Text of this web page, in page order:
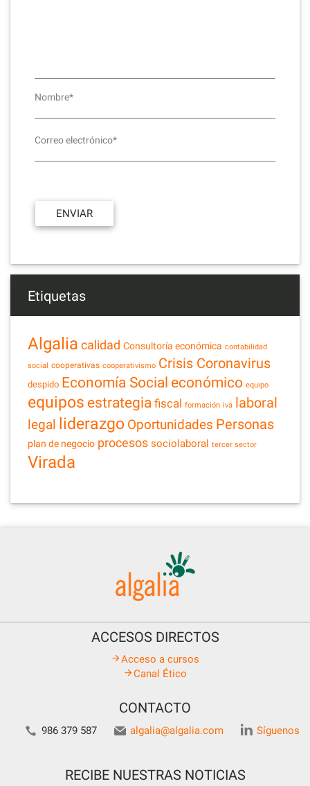
Nombre*
Correo electrónico*
Etiquetas
Algalia calidad Consultoría económica contabilidad
social cooperativas cooperativismo Crisis Coronavirus
despido Economía Social económico equipo
equipos estrategia fiscal formación iva laboral
legal liderazgo Oportunidades Personas
plan de negocio procesos sociolaboral tercer sector
Virada
ACCESOS DIRECTOS
Acceso a cursos
Canal Ético
CONTACTO
986 379 587 algalia@algalia.com Síguenos
RECIBE NUESTRAS NOTICIAS